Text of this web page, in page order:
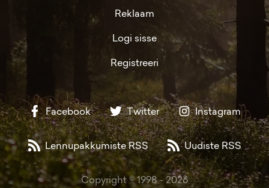
Reklaam
Logi sisse
Registreeri
Facebook Twitter Instagram
Lennupakkumiste RSS Uudiste RSS
Copyright © 1998 -2026